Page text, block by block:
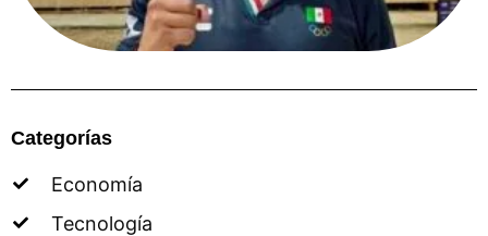
Categorías
Economía
Tecnología